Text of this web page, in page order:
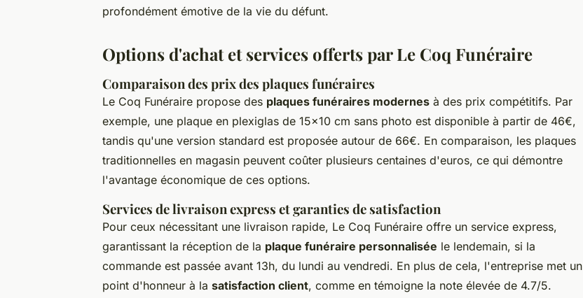
profondément émotive de la vie du défunt.
Options d'achat et services offerts par Le Coq Funéraire
Comparaison des prix des plaques funéraires
Le Coq Funéraire propose des plaques funéraires modernes à des prix compétitifs. Par
exemple, une plaque en plexiglas de 15x10 cm sans photo est disponible à partir de 46€,
tandis qu'une version standard est proposée autour de 66€. En comparaison, les plaques
traditionnelles en magasin peuvent coûter plusieurs centaines d'euros, ce qui démontre
l'avantage économique de ces options.
Services de livraison express et garanties de satisfaction
Pour ceux nécessitant une livraison rapide, Le Coq Funéraire offre un service express,
garantissant la réception de la plaque funéraire personnalisée le lendemain, si la
commande est passée avant 13h, du lundi au vendredi. En plus de cela, l'entreprise met un
point d'honneur à la satisfaction client, comme en témoigne la note élevée de 4.7/5.